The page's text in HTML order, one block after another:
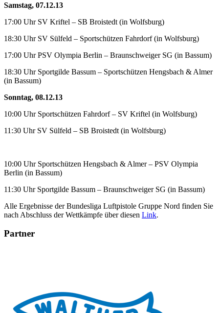
Samstag, 07.12.13
17:00 Uhr SV Kriftel – SB Broistedt (in Wolfsburg)
18:30 Uhr SV Sülfeld – Sportschützen Fahrdorf (in Wolfsburg)
17:00 Uhr PSV Olympia Berlin – Braunschweiger SG (in Bassum)
18:30 Uhr Sportgilde Bassum – Sportschützen Hengsbach & Almer
(in Bassum)
Sonntag, 08.12.13
10:00 Uhr Sportschützen Fahrdorf – SV Kriftel (in Wolfsburg)
11:30 Uhr SV Sülfeld – SB Broistedt (in Wolfsburg)
10:00 Uhr Sportschützen Hengsbach & Almer – PSV Olympia
Berlin (in Bassum)
11:30 Uhr Sportgilde Bassum – Braunschweiger SG (in Bassum)
Alle Ergebnisse der Bundesliga Luftpistole Gruppe Nord finden Sie
nach Abschluss der Wettkämpfe über diesen Link.
Partner